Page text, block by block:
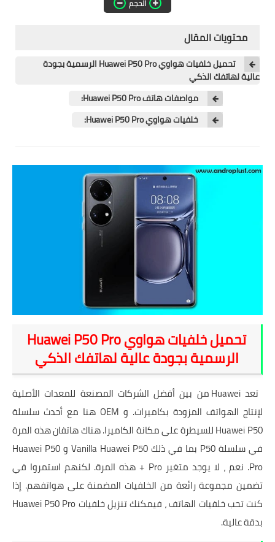
تطبيقات مشاهدة القنوات
المشفرة
قسم الالعاب
العاب الويندوز
العاب الايفون
هواتف وكمبيوتر
هواتف وموبايلات
معلومات ونصائح
خلفيات
الحجم
محتويات المقال
تحميل خلفيات هواوي Huawei P50 Pro الرسمية بجودة
عالية لهاتفك الذكي
مواصفات هاتف Huawei P50 Pro:
خلفيات هواوي Huawei P50 Pro:
تحميل خلفيات هواوي Huawei P50 Pro
الرسمية بجودة عالية لهاتفك الذكي
تعد Huawei من بين أفضل الشركات المصنعة للمعدات الأصلية
لإنتاج الهواتف المزودة بكاميرات. و OEM هنا مع أحدث سلسلة
Huawei P50 للسيطرة على مكانة الكاميرا. هناك هاتفان هذه المرة
في سلسلة P50 بما في ذلك Vanilla Huawei P50 و Huawei P50
Pro. نعم ، لا يوجد متغير Pro + هذه المرة. لكنهم استمروا في
تضمين مجموعة رائعة من الخلفيات المضمنة على هواتفهم. إذا
كنت تحب خلفيات الهاتف ، فيمكنك تنزيل خلفيات Huawei P50 Pro
بدقة عالية.